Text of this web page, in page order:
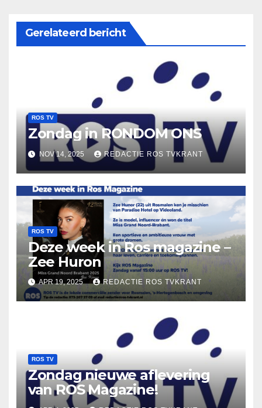
Gerelateerd bericht
ROS TV
Zondag in RONDOM ONS
NOV 14, 2025 REDACTIE ROS TVKRANT
ROS TV
Deze week in Ros magazine –
Zee Huron
APR 19, 2025 REDACTIE ROS TVKRANT
ROS TV
Zondag nieuwe aflevering
van ROS Magazine!